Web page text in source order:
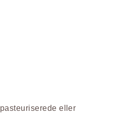
pasteuriserede eller